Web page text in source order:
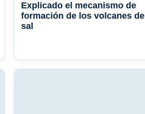
Explicado el mecanismo de
formación de los volcanes de
sal